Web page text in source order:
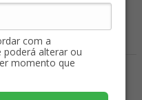
com a
poderá alterar ou
momento que